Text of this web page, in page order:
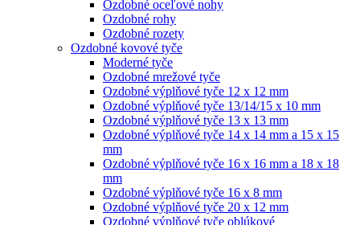
Ozdobné oceľové nohy
Ozdobné rohy
Ozdobné rozety
Ozdobné kovové tyče
Moderné tyče
Ozdobné mrežové tyče
Ozdobné výplňové tyče 12 x 12 mm
Ozdobné výplňové tyče 13/14/15 x 10 mm
Ozdobné výplňové tyče 13 x 13 mm
Ozdobné výplňové tyče 14 x 14 mm a 15 x 15
mm
Ozdobné výplňové tyče 16 x 16 mm a 18 x 18
mm
Ozdobné výplňové tyče 16 x 8 mm
Ozdobné výplňové tyče 20 x 12 mm
Ozdobné výplňové tyče oblúkové